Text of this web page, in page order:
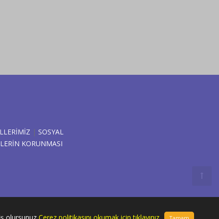
| SOSYAL
KORUNMASI